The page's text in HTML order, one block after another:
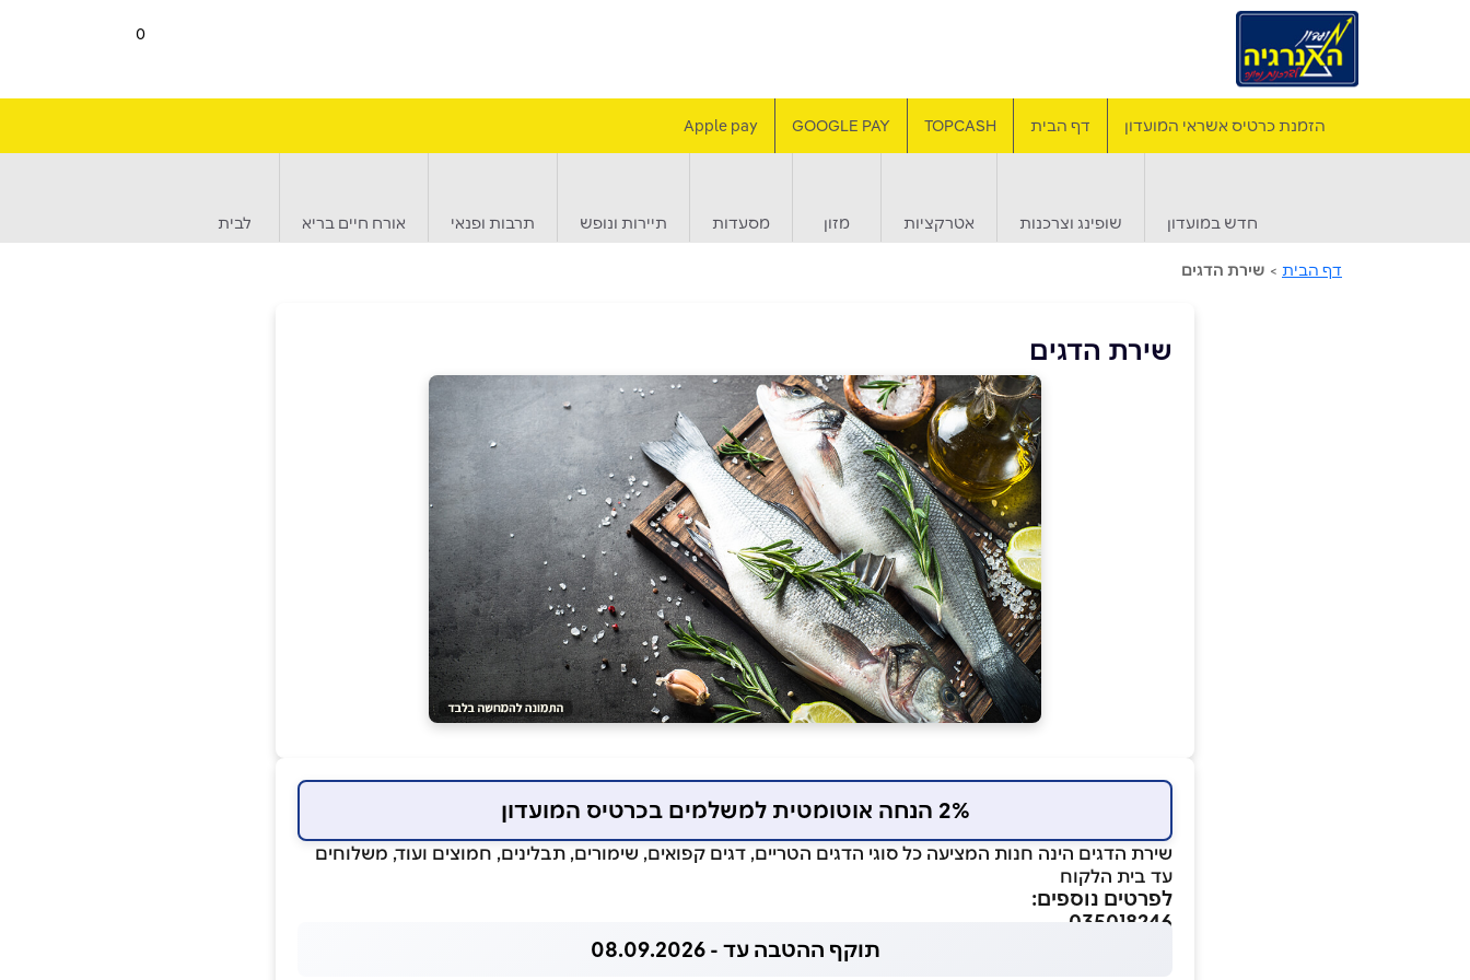
0
הזמנת כרטיס אשראי המועדון דף הבית TOPCASH
GOOGLE PAY
Apple pay
חדש במועדון שופינג וצרכנות אטרקציות מזון מסעדות תיירות ונופש תרבות ופנאי אורח חיים בריא לבית
דף הבית > שירת הדגים
שירת הדגים
2% הנחה אוטומטית למשלמים בכרטיס המועדון
שירת הדגים הינה חנות המציעה כל סוגי הדגים הטריים, דגים קפואים, שימורים, תבלינים, חמוצים ועוד, משלוחים
עד בית הלקוח
לפרטים נוספים:
035018246
תוקף ההטבה עד - 08.09.2026